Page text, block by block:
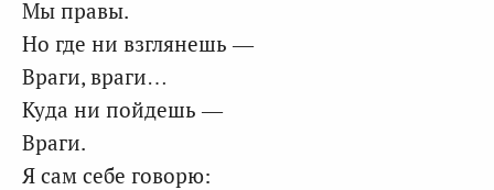
Мы правы.
Но где ни взглянешь —
Враги, враги…
Куда ни пойдешь —
Враги.
Я сам себе говорю: